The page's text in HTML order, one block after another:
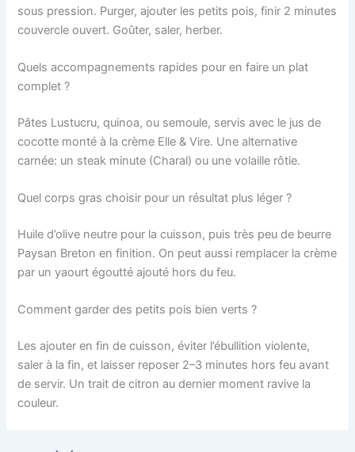
sous pression. Purger, ajouter les petits pois, finir 2 minutes
couvercle ouvert. Goûter, saler, herber.
Quels accompagnements rapides pour en faire un plat
complet ?
Pâtes Lustucru, quinoa, ou semoule, servis avec le jus de
cocotte monté à la crème Elle & Vire. Une alternative
carnée: un steak minute (Charal) ou une volaille rôtie.
Quel corps gras choisir pour un résultat plus léger ?
Huile d’olive neutre pour la cuisson, puis très peu de beurre
Paysan Breton en finition. On peut aussi remplacer la crème
par un yaourt égoutté ajouté hors du feu.
Comment garder des petits pois bien verts ?
Les ajouter en fin de cuisson, éviter l’ébullition violente,
saler à la fin, et laisser reposer 2–3 minutes hors feu avant
de servir. Un trait de citron au dernier moment ravive la
couleur.